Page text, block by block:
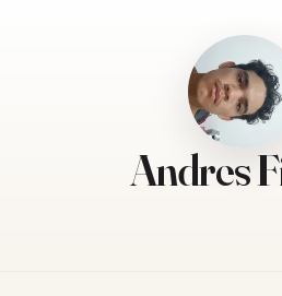
Andres